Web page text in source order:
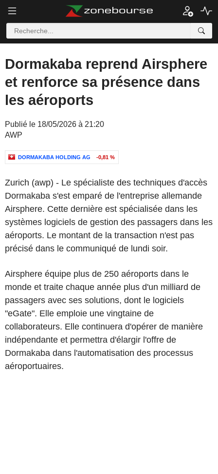
Dormakaba reprend Airsphere
et renforce sa présence dans
les aéroports
Publié le 18/05/2026 à 21:20
AWP
DORMAKABA HOLDING AG -0,81 %
Zurich (awp) - Le spécialiste des techniques d'accès
Dormakaba s'est emparé de l'entreprise allemande
Airsphere. Cette dernière est spécialisée dans les
systèmes logiciels de gestion des passagers dans les
aéroports. Le montant de la transaction n'est pas
précisé dans le communiqué de lundi soir.
Airsphere équipe plus de 250 aéroports dans le
monde et traite chaque année plus d'un milliard de
passagers avec ses solutions, dont le logiciels
"eGate". Elle emploie une vingtaine de
collaborateurs. Elle continuera d'opérer de manière
indépendante et permettra d'élargir l'offre de
Dormakaba dans l'automatisation des processus
aéroportuaires.